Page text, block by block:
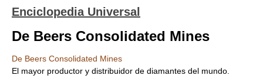
Enciclopedia Universal
De Beers Consolidated Mines
De Beers Consolidated Mines
El mayor productor y distribuidor de diamantes del mundo.